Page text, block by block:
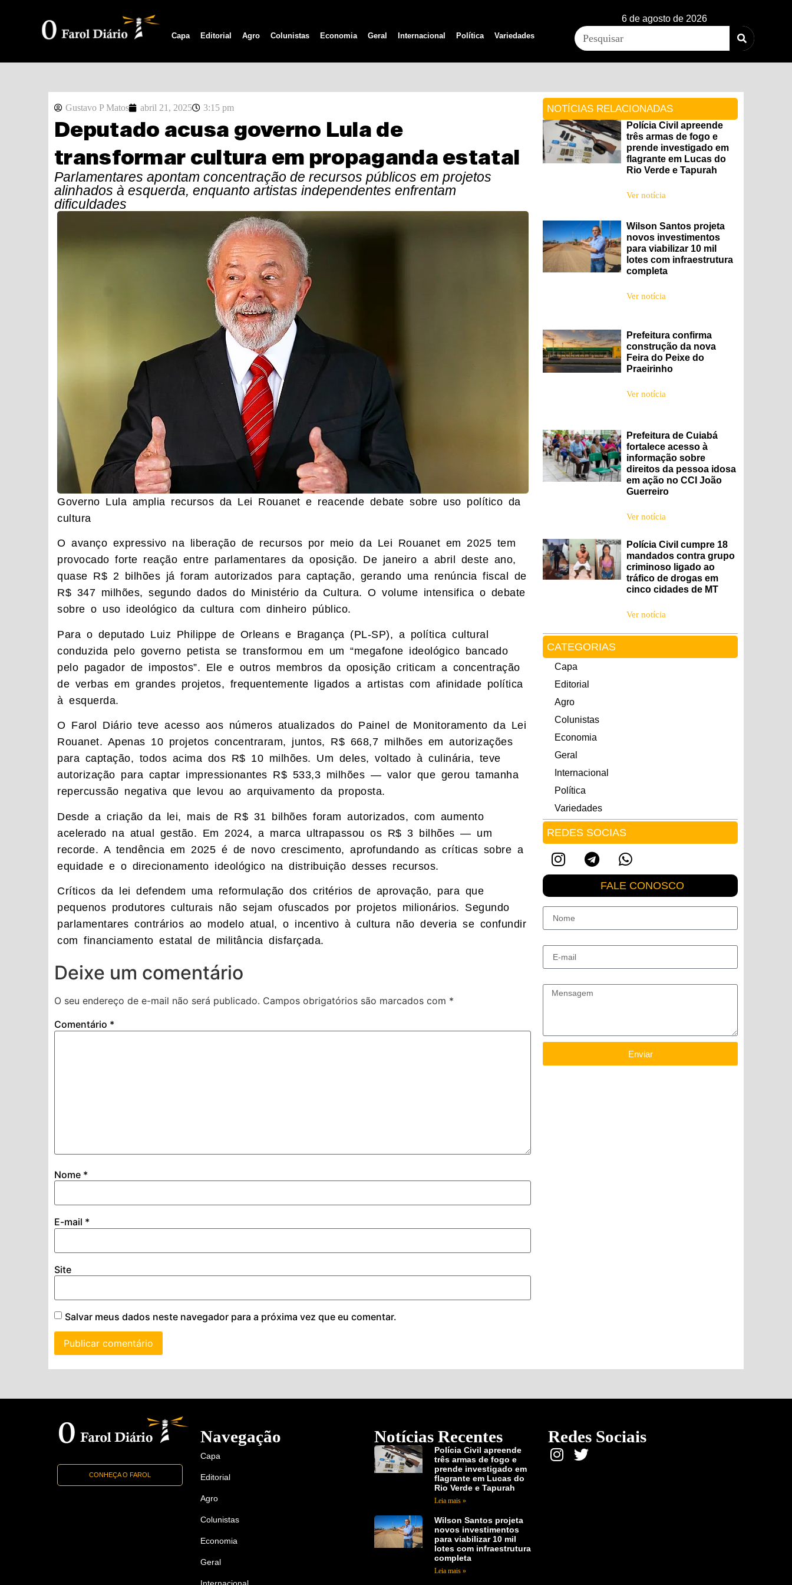
Capa Editorial Agro Colunistas Economia Geral Internacional Política Variedades
6 de agosto de 2026
Gustavo P Matos abril 21, 2025 3:15 pm
Deputado acusa governo Lula de
transformar cultura em propaganda estatal
Parlamentares apontam concentração de recursos públicos em projetos
alinhados à esquerda, enquanto artistas independentes enfrentam
dificuldades
Governo Lula amplia recursos da Lei Rouanet e reacende debate sobre uso político da
cultura
O avanço expressivo na liberação de recursos por meio da Lei Rouanet em 2025 tem
provocado forte reação entre parlamentares da oposição. De janeiro a abril deste ano,
quase R$ 2 bilhões já foram autorizados para captação, gerando uma renúncia fiscal de
R$ 347 milhões, segundo dados do Ministério da Cultura. O volume intensifica o debate
sobre o uso ideológico da cultura com dinheiro público.
Para o deputado Luiz Philippe de Orleans e Bragança (PL-SP), a política cultural
conduzida pelo governo petista se transformou em um “megafone ideológico bancado
pelo pagador de impostos”. Ele e outros membros da oposição criticam a concentração
de verbas em grandes projetos, frequentemente ligados a artistas com afinidade política
à esquerda.
O Farol Diário teve acesso aos números atualizados do Painel de Monitoramento da Lei
Rouanet. Apenas 10 projetos concentraram, juntos, R$ 668,7 milhões em autorizações
para captação, todos acima dos R$ 10 milhões. Um deles, voltado à culinária, teve
autorização para captar impressionantes R$ 533,3 milhões — valor que gerou tamanha
repercussão negativa que levou ao arquivamento da proposta.
Desde a criação da lei, mais de R$ 31 bilhões foram autorizados, com aumento
acelerado na atual gestão. Em 2024, a marca ultrapassou os R$ 3 bilhões — um
recorde. A tendência em 2025 é de novo crescimento, aprofundando as críticas sobre a
equidade e o direcionamento ideológico na distribuição desses recursos.
Críticos da lei defendem uma reformulação dos critérios de aprovação, para que
pequenos produtores culturais não sejam ofuscados por projetos milionários. Segundo
parlamentares contrários ao modelo atual, o incentivo à cultura não deveria se confundir
com financiamento estatal de militância disfarçada.
Deixe um comentário
O seu endereço de e-mail não será publicado. Campos obrigatórios são marcados com *
Comentário *
Nome *
E-mail *
Site
Salvar meus dados neste navegador para a próxima vez que eu comentar.
NOTÍCIAS RELACIONADAS
Polícia Civil apreende
três armas de fogo e
prende investigado em
flagrante em Lucas do
Rio Verde e Tapurah
Ver notícia
Wilson Santos projeta
novos investimentos
para viabilizar 10 mil
lotes com infraestrutura
completa
Ver notícia
Prefeitura confirma
construção da nova
Feira do Peixe do
Praeirinho
Ver notícia
Prefeitura de Cuiabá
fortalece acesso à
informação sobre
direitos da pessoa idosa
em ação no CCI João
Guerreiro
Ver notícia
Polícia Civil cumpre 18
mandados contra grupo
criminoso ligado ao
tráfico de drogas em
cinco cidades de MT
Ver notícia
CATEGORIAS
Capa
Editorial
Agro
Colunistas
Economia
Geral
Internacional
Política
Variedades
REDES SOCIAS
FALE CONOSCO
Enviar
CONHEÇA O FAROL
Navegação
Capa
Editorial
Agro
Colunistas
Economia
Geral
Notícias Recentes
Polícia Civil apreende
três armas de fogo e
prende investigado em
flagrante em Lucas do
Rio Verde e Tapurah
Leia mais »
Wilson Santos projeta
novos investimentos
para viabilizar 10 mil
lotes com infraestrutura
completa
Leia mais »
Redes Sociais